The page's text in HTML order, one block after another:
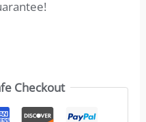
Checkout